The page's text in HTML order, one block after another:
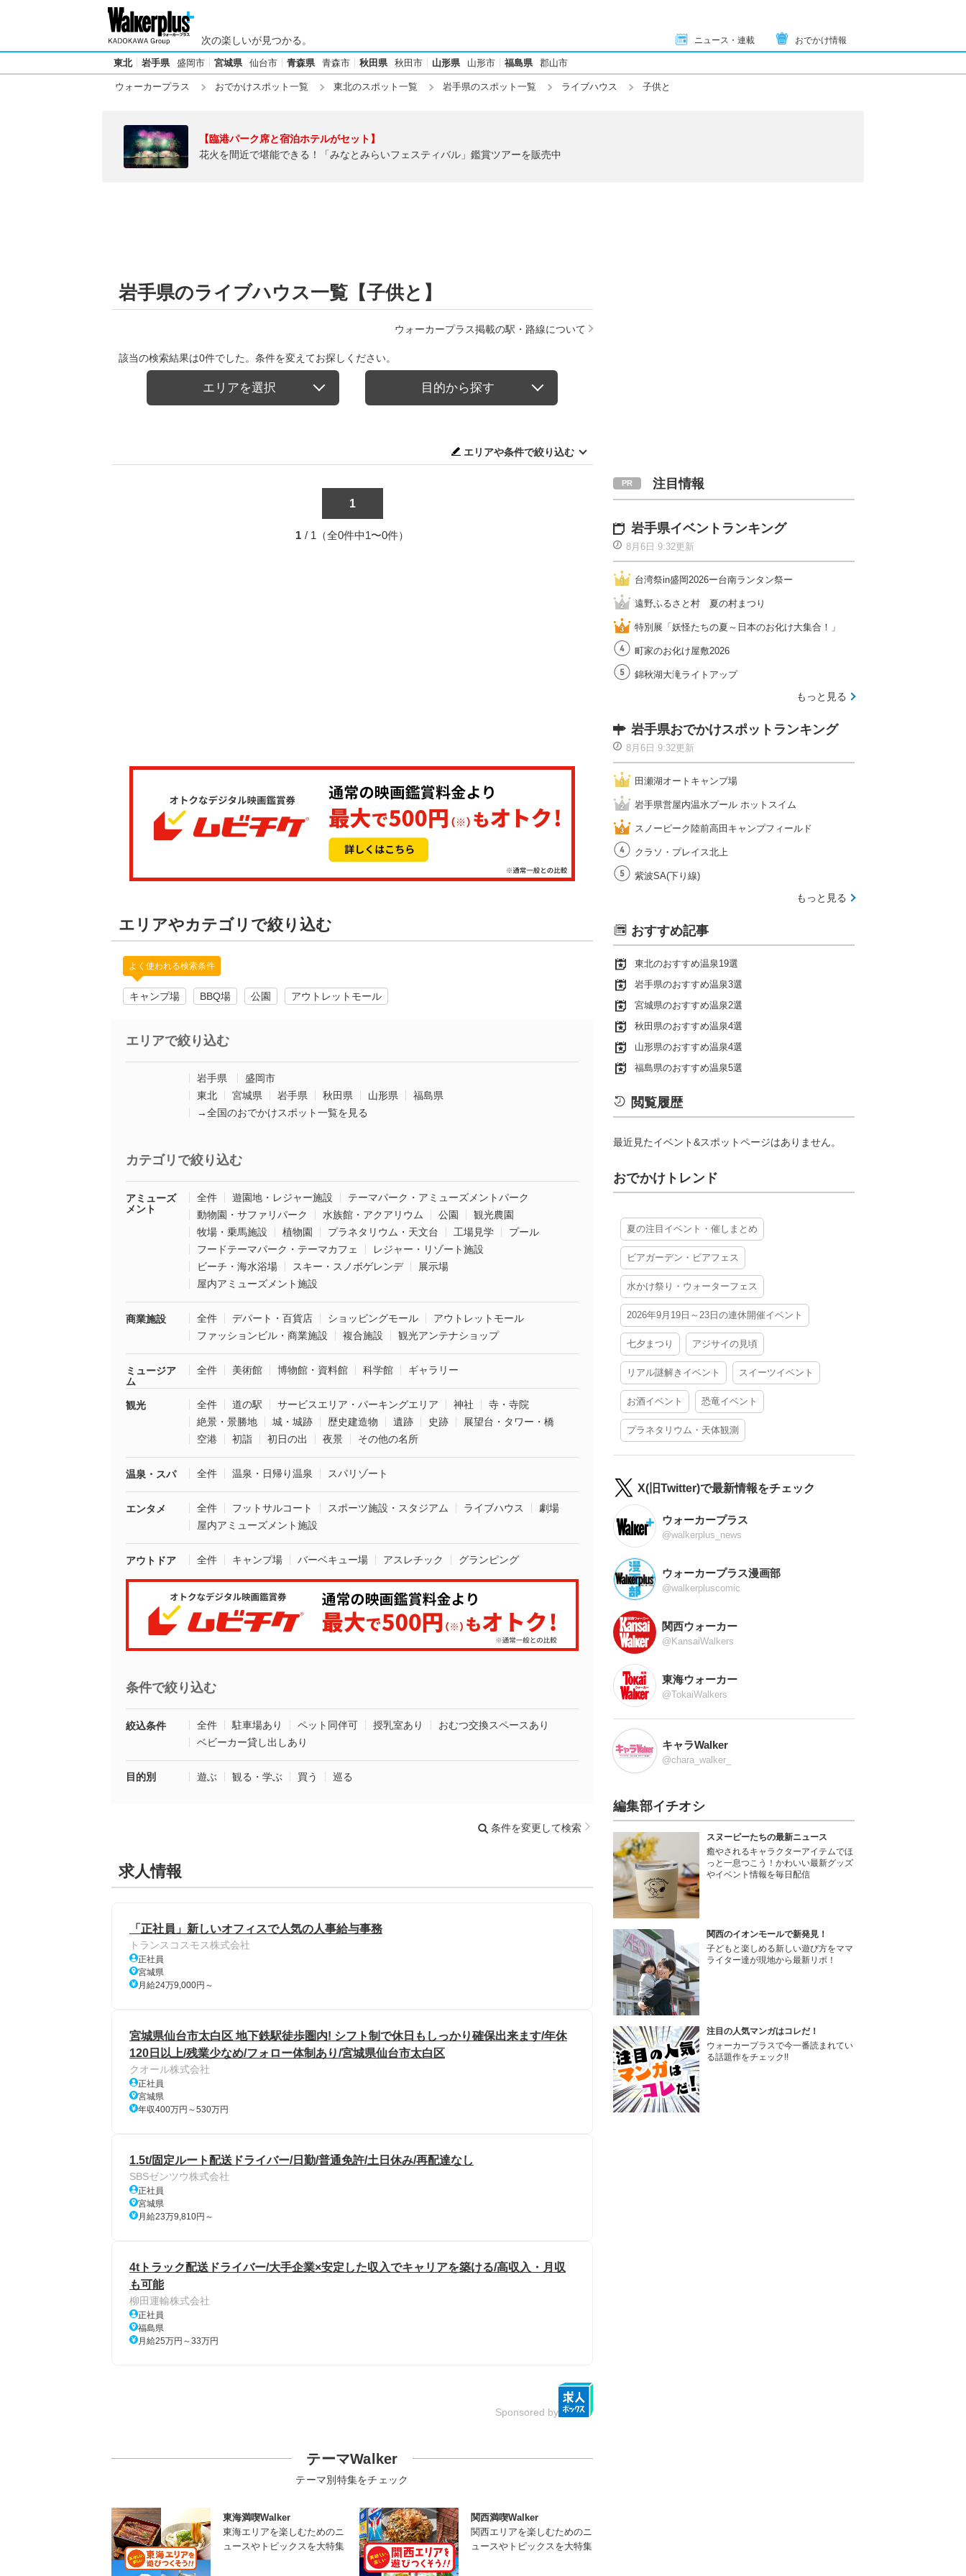
次の楽しいが見つかる。 ニュース・連載 おでかけ情報
東北 岩手県 盛岡市 宮城県 仙台市 青森県 青森市 秋田県 秋田市 山形県 山形市 福島県 郡山市
ウォーカープラス おでかけスポット一覧 東北のスポット一覧 岩手県のスポット一覧 ライブハウス 子供と
【臨港パーク席と宿泊ホテルがセット】
花火を間近で堪能できる！「みなとみらいフェスティバル」鑑賞ツアーを販売中
岩手県のライブハウス一覧【子供と】
ウォーカープラス掲載の駅・路線について
該当の検索結果は0件でした。条件を変えてお探しください。
エリアを選択 目的から探す
エリアや条件で絞り込む
1
1 / 1（全0件中1〜0件）
エリアやカテゴリで絞り込む
よく使われる検索条件
キャンプ場 BBQ場 公園 アウトレットモール
エリアで絞り込む
岩手県
盛岡市
東北
宮城県 岩手県 秋田県 山形県
福島県
→全国のおでかけスポット一覧を見る
カテゴリで絞り込む
アミューズ
メント
全件 遊園地・レジャー施設
テーマパーク・アミューズメントパーク
動物園・サファリパーク
水族館・アクアリウム 公園
観光農園
牧場・乗馬施設
植物園 プラネタリウム・天文台 工場見学
プール
フードテーマパーク・テーマカフェ
レジャー・リゾート施設
ビーチ・海水浴場
スキー・スノボゲレンデ
展示場
屋内アミューズメント施設
商業施設 全件 デパート・百貨店 ショッピングモール
アウトレットモール
ファッションビル・商業施設
複合施設 観光アンテナショップ
ミュージア
ム
全件 美術館 博物館・資料館 科学館 ギャラリー
観光 全件 道の駅 サービスエリア・パーキングエリア 神社
寺・寺院
絶景・景勝地
城・城跡 歴史建造物 遺跡 史跡
展望台・タワー・橋
空港
初詣 初日の出 夜景 その他の名所
温泉・スパ 全件 温泉・日帰り温泉 スパリゾート
エンタメ 全件 フットサルコート スポーツ施設・スタジアム ライブハウス
劇場
屋内アミューズメント施設
アウトドア 全件 キャンプ場 バーベキュー場 アスレチック グランピング
条件で絞り込む
絞込条件 全件 駐車場あり ペット同伴可 授乳室あり
おむつ交換スペースあり
ベビーカー貸し出しあり
目的別 遊ぶ 観る・学ぶ 買う 巡る
条件を変更して検索
求人情報
「正社員」新しいオフィスで人気の人事給与事務
トランスコスモス株式会社
正社員
宮城県
月給24万9,000円～
宮城県仙台市太白区 地下鉄駅徒歩圏内! シフト制で休日もしっかり確保出来ます/年休
120日以上/残業少なめ/フォロー体制あり/宮城県仙台市太白区
クオール株式会社
正社員
宮城県
年収400万円～530万円
1.5t/固定ルート配送ドライバー/日勤/普通免許/土日休み/再配達なし
SBSゼンツウ株式会社
正社員
宮城県
月給23万9,810円～
4tトラック配送ドライバー/大手企業×安定した収入でキャリアを築ける/高収入・月収
も可能
柳田運輸株式会社
正社員
福島県
月給25万円～33万円
Sponsored by
テーマWalker
テーマ別特集をチェック
東海満喫Walker
東海エリアを楽しむためのニ
ュースやトピックスを大特集
関西満喫Walker
関西エリアを楽しむためのニ
ュースやトピックスを大特集
注目情報
岩手県イベントランキング
8月6日 9:32更新
台湾祭in盛岡2026ー台南ランタン祭ー
遠野ふるさと村 夏の村まつり
特別展「妖怪たちの夏～日本のお化け大集合！」
町家のお化け屋敷2026
錦秋湖大滝ライトアップ
もっと見る
岩手県おでかけスポットランキング
8月6日 9:32更新
田瀬湖オートキャンプ場
岩手県営屋内温水プール ホットスイム
スノーピーク陸前高田キャンプフィールド
クラソ・プレイス北上
紫波SA(下り線)
もっと見る
おすすめ記事
東北のおすすめ温泉19選
岩手県のおすすめ温泉3選
宮城県のおすすめ温泉2選
秋田県のおすすめ温泉4選
山形県のおすすめ温泉4選
福島県のおすすめ温泉5選
閲覧履歴
最近見たイベント&スポットページはありません。
おでかけトレンド
夏の注目イベント・催しまとめ
ビアガーデン・ビアフェス
水かけ祭り・ウォーターフェス
2026年9月19日～23日の連休開催イベント
七夕まつり アジサイの見頃
リアル謎解きイベント スイーツイベント
お酒イベント 恐竜イベント
プラネタリウム・天体観測
X(旧Twitter)で最新情報をチェック
ウォーカープラス
@walkerplus_news
ウォーカープラス漫画部
@walkerpluscomic
関西ウォーカー
@KansaiWalkers
東海ウォーカー
@TokaiWalkers
キャラWalker
@chara_walker_
編集部イチオシ
スヌーピーたちの最新ニュース
癒やされるキャラクターアイテムでほ
っと一息つこう！かわいい最新グッズ
やイベント情報を毎日配信
関西のイオンモールで新発見！
子どもと楽しめる新しい遊び方をママ
ライター達が現地から最新リポ！
注目の人気マンガはコレだ！
ウォーカープラスで今一番読まれてい
る話題作をチェック!!